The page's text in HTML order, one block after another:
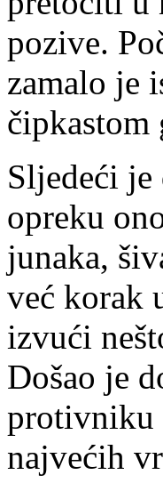
pozive.
zamalo je
čipkastom
Sljedeći je
opreku
junaka,
već korak
izvući
Došao je
protivniku
najvećih